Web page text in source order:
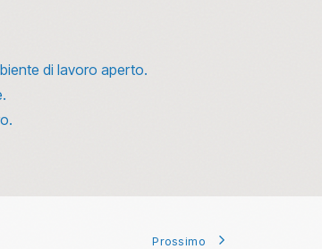
di lavoro aperto.
Prossimo